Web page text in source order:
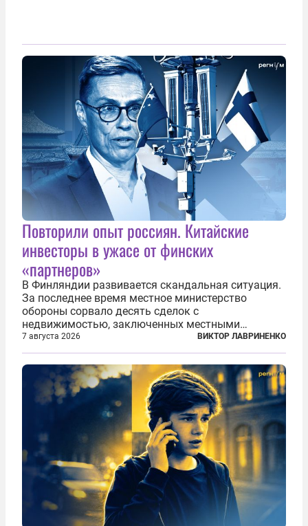
Повторили опыт россиян. Китайские
инвесторы в ужасе от финских
«партнеров»
В Финляндии развивается скандальная ситуация.
За последнее время местное министерство
обороны сорвало десять сделок с
недвижимостью, заключенных местными
фирмами с китайским капиталом. Чиновники
заявили, что они могли заключаться с целью
создания в Финляндии шпионской сети, чтобы
следить за...
7 августа 2026 ВИКТОР ЛАВРИНЕНКО